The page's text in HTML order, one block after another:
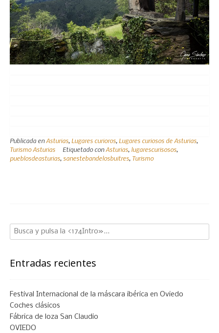
Publicada enAsturias, Lugares curioros, Lugares curiosos de Asturias,
Turismo Asturias
Etiquetado conAsturias, lugarescurisosos,
pueblosdeasturias,sanestebandelosbuitres, Turismo
Entradas recientes
Festival Internacional de la máscara ibérica en Oviedo
Coches clásicos
Fábrica de loza San Claudio
OVIEDO